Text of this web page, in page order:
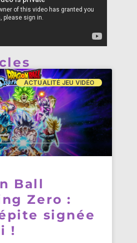
ACTUALITÉ JEU VIDÉO
Ball
Zero :
signée
!